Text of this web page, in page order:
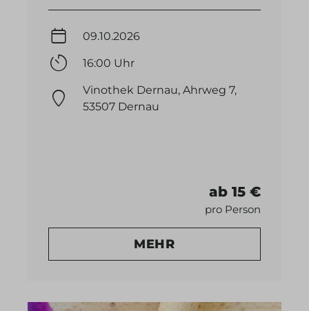
09.10.2026
16:00 Uhr
Vinothek Dernau, Ahrweg 7,
53507 Dernau
ab 15 €
pro Person
MEHR